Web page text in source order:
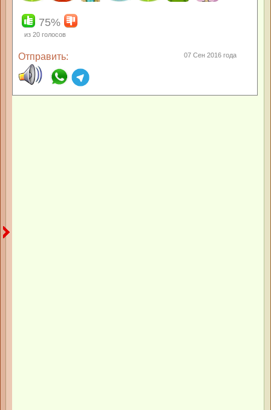
75%
из 20 голосов
Отправить: 07 Сен 2016 года